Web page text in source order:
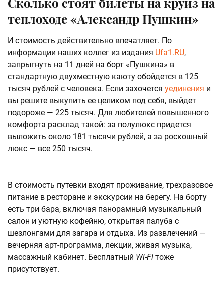
теплоходе «Александр Пушкин»
И стоимость действительно впечатляет. По
информации наших коллег из издания Ufa1.RU,
запрыгнуть на 11 дней на борт «Пушкина» в
стандартную двухместную каюту обойдется в 125
тысяч рублей с человека. Если захочется уединения и
вы решите выкупить ее целиком под себя, выйдет
подороже — 225 тысяч. Для любителей повышенного
комфорта расклад такой: за полулюкс придется
выложить около 181 тысячи рублей, а за роскошный
люкс — все 250 тысяч.
В стоимость путевки входят проживание, трехразовое
питание в ресторане и экскурсии на берегу. На борту
есть три бара, включая панорамный музыкальный
салон и уютную кофейню, открытая палуба с
шезлонгами для загара и отдыха. Из развлечений —
вечерняя арт-программа, лекции, живая музыка,
массажный кабинет. Бесплатный Wi-Fi тоже
присутствует.